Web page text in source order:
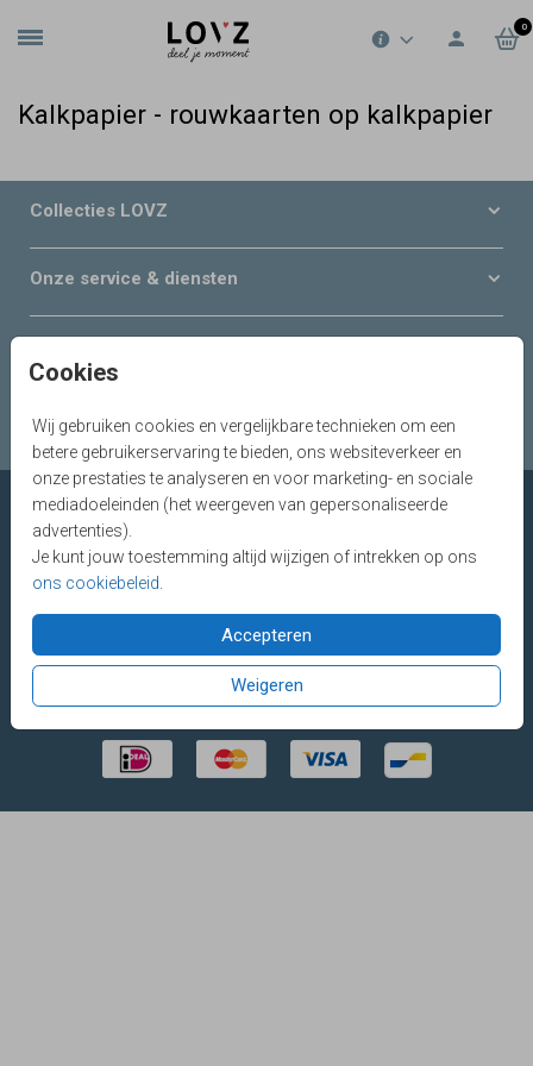
0
Cookies
Wij gebruiken cookies en vergelijkbare technieken om een
betere gebruikerservaring te bieden, ons websiteverkeer en
onze prestaties te analyseren en voor marketing- en sociale
mediadoeleinden (het weergeven van gepersonaliseerde
advertenties).
Je kunt jouw toestemming altijd wijzigen of intrekken op ons
ons cookiebeleid
Accepteren
Weigeren
Kalkpapier - rouwkaarten op kalkpapier
Collecties LOVZ
Onze service & diensten
Serviceteam
Made with Lovz © 2025 LOVZ
60(werkdagen tot 18.00 uur)
VEILIG BETALEN